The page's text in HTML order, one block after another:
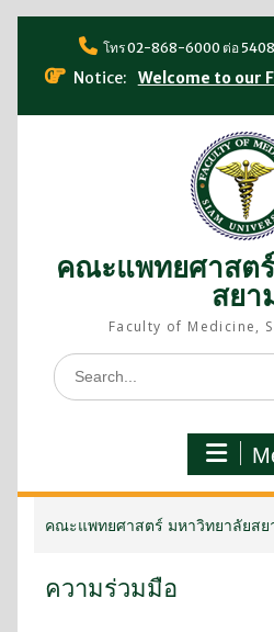
โทร 02-868-6000 ต่อ 5408
Notice: Welcome to our
คณะแพทยศาสต
สยา
Faculty of Medicine,
คณะแพทยศาสตร์ มหาวิทยาลัยสย
ความร่วมมือ